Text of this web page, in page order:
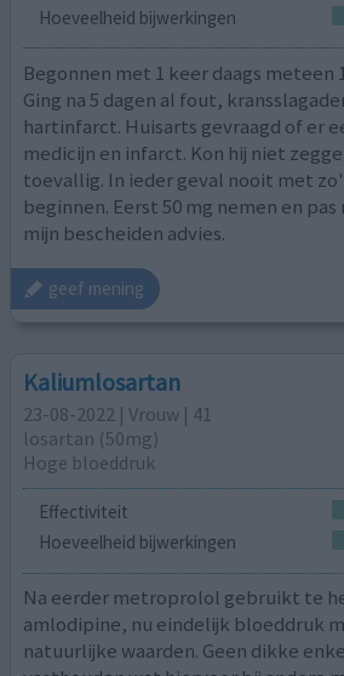
Hoeveelheid bijwerkingen
Begonnen met 1 keer daags meteen
Ging na 5 dagen al fout,
hartinfarct. Huisarts gevraagd of er
medicijn en infarct. Kon hij niet
toevallig. In ieder geval nooit met
beginnen. Eerst 50 mg nemen en pas
mijn bescheiden advies.
geef mening
Kaliumlosartan
23-08-2022 | Vrouw | 41
losartan (50mg)
Hoge bloeddruk
Effectiviteit
Hoeveelheid bijwerkingen
Na eerder metroprolol gebruikt te
amlodipine, nu eindelijk bloeddruk
natuurlijke waarden. Geen dikke